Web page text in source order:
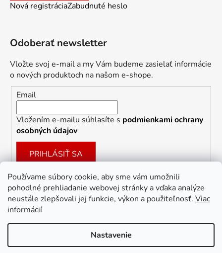
Používame súbory cookie, aby sme vám umožnili
pohodlné prehliadanie webovej stránky a vďaka analýze
neustále zlepšovali jej funkcie, výkon a použiteľnosť. Viac
informácií
Nastavenie
Nová registráciaZabudnuté heslo
Odoberať newsletter
Vložte svoj e-mail a my Vám budeme zasielať informácie
o nových produktoch na našom e-shope.
Email
Vložením e-mailu súhlasíte s podmienkami ochrany
osobných údajov
PRIHLÁSIŤ SA
Facebook